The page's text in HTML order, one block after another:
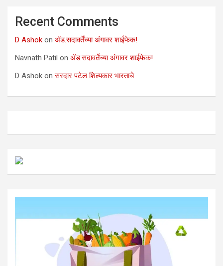
Recent Comments
D Ashok on ॲड.सदावर्तेंच्या अंगावर शाईफेक!
Navnath Patil on ॲड.सदावर्तेंच्या अंगावर शाईफेक!
D Ashok onसरदार पटेल शिल्पकार भारताचे